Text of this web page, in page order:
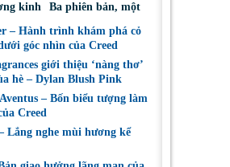
kinh
Ba phiên bản, một
vượt thời gian
– Hành trình khám phá cỏ
góc nhìn của Creed
giới thiệu ‘nàng thơ’
hè – Dylan Blush Pink
– Bốn biểu tượng làm
Creed
Lắng nghe mùi hương kể